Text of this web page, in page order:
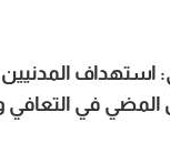
استهداف
في التعافي